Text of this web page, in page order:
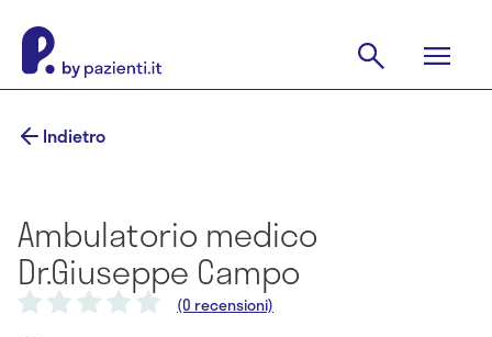
Indietro
Ambulatorio medico
Dr.Giuseppe Campo
(0 recensioni)